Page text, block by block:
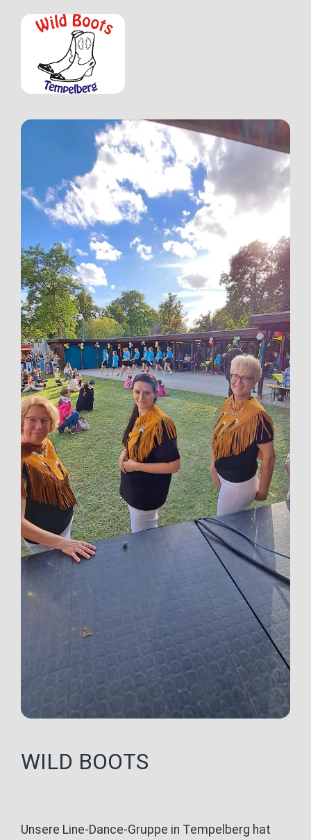
WILD BOOTS
Unsere Line-Dance-Gruppe in Tempelberg hat